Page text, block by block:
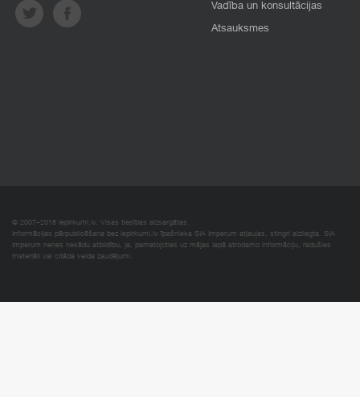
Vadība un konsultācijas
Atsauksmes
© 2007–2018 Iepirkumi.lv. Visas tiesības aizsargātas.
Informācijas pārpublicēšana bez iepirkumi.lv īpašnieka SIA Imperum atļaujas, stingri aizliegta. SIA
Imperum nenes nekādu atbildību, ja, pamatojoties uz mājas lapā atrodamo informāciju, radušies
materiāli vai citāda veida zaudējumi.